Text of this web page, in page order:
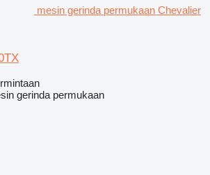
mesin gerinda permukaan Chevalier
gerinda permukaan